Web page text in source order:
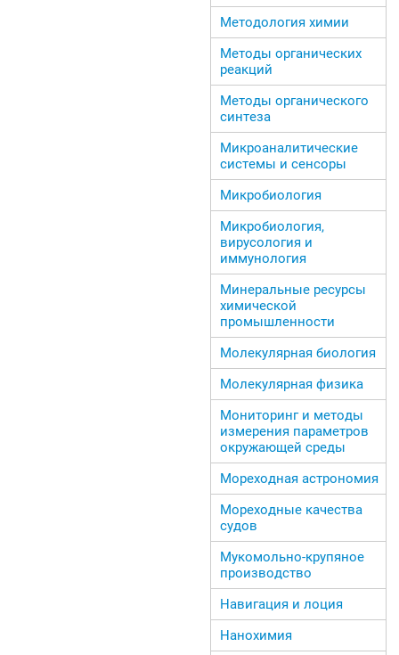
Методология химии
Методы органических
реакций
Методы органического
синтеза
Микроаналитические
системы и сенсоры
Микробиология
Микробиология,
вирусология и
иммунология
Минеральные ресурсы
химической
промышленности
Молекулярная биология
Молекулярная физика
Мониторинг и методы
измерения параметров
окружающей среды
Мореходная астрономия
Мореходные качества
судов
Мукомольно-крупяное
производство
Навигация и лоция
Нанохимия